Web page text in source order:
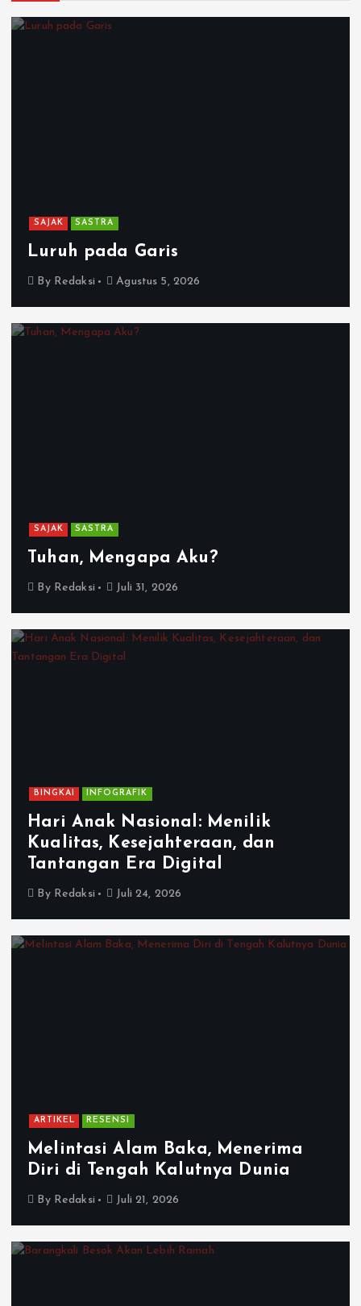
SAJAK SASTRA
Luruh pada Garis
By Redaksi Agustus 5, 2026
SAJAK SASTRA
Tuhan, Mengapa Aku?
By Redaksi Juli 31, 2026
BINGKAI INFOGRAFIK
Hari Anak Nasional: Menilik
Kualitas, Kesejahteraan, dan
Tantangan Era Digital
By Redaksi Juli 24, 2026
ARTIKEL RESENSI
Melintasi Alam Baka, Menerima
Diri di Tengah Kalutnya Dunia
By Redaksi Juli 21, 2026